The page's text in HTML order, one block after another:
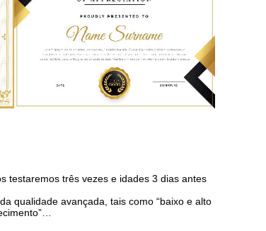
testaremos três vezes e idades 3 dias antes
qualidade avançada, tais como “baixo e alto